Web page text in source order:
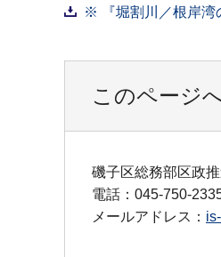
※ 『堀割川／根岸湾
このページ
磯子区総務部区政
電話：045-750-
メールアドレス：